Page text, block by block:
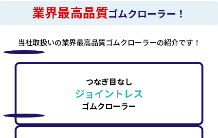
業界最高品質ゴムクローラー！
当社取扱いの業界最高品質ゴムクローラーの紹介です！
つなぎ目なし
ジョイントレス
ゴムクローラー